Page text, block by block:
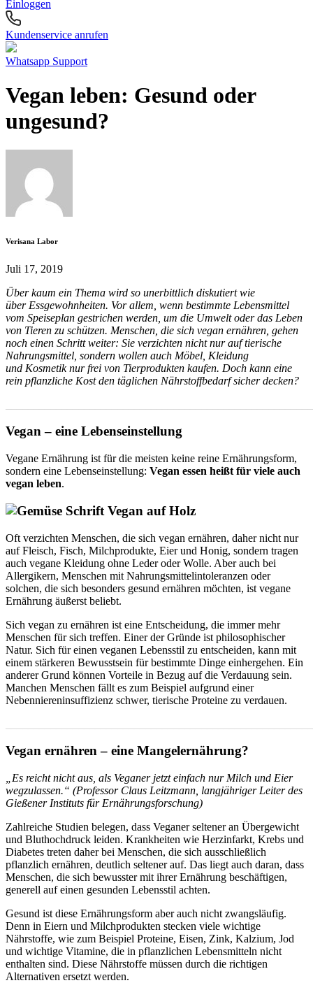
Einloggen
Kundenservice anrufen
Whatsapp Support
Vegan leben: Gesund oder
ungesund?
Verisana Labor
Juli 17, 2019
Über kaum ein Thema wird so unerbittlich diskutiert wie
über Essgewohnheiten. Vor allem, wenn bestimmte Lebensmittel
vom Speiseplan gestrichen werden, um die Umwelt oder das Leben
von Tieren zu schützen. Menschen, die sich vegan ernähren, gehen
noch einen Schritt weiter: Sie verzichten nicht nur auf tierische
Nahrungsmittel, sondern wollen auch Möbel, Kleidung
und Kosmetik nur frei von Tierprodukten kaufen. Doch kann eine
rein pflanzliche Kost den täglichen Nährstoffbedarf sicher decken?
Vegan – eine Lebenseinstellung
Vegane Ernährung ist für die meisten keine reine Ernährungsform,
sondern eine Lebenseinstellung: Vegan essen heißt für viele auch
vegan leben.
Oft verzichten Menschen, die sich vegan ernähren, daher nicht nur
auf Fleisch, Fisch, Milchprodukte, Eier und Honig, sondern tragen
auch vegane Kleidung ohne Leder oder Wolle. Aber auch bei
Allergikern, Menschen mit Nahrungsmittelintoleranzen oder
solchen, die sich besonders gesund ernähren möchten, ist vegane
Ernährung äußerst beliebt.
Sich vegan zu ernähren ist eine Entscheidung, die immer mehr
Menschen für sich treffen. Einer der Gründe ist philosophischer
Natur. Sich für einen veganen Lebensstil zu entscheiden, kann mit
einem stärkeren Bewusstsein für bestimmte Dinge einhergehen. Ein
anderer Grund können Vorteile in Bezug auf die Verdauung sein.
Manchen Menschen fällt es zum Beispiel aufgrund einer
Nebenniereninsuffizienz schwer, tierische Proteine zu verdauen.
Vegan ernähren – eine Mangelernährung?
„Es reicht nicht aus, als Veganer jetzt einfach nur Milch und Eier
wegzulassen.“ (Professor Claus Leitzmann, langjähriger Leiter des
Gießener Instituts für Ernährungsforschung)
Zahlreiche Studien belegen, dass Veganer seltener an Übergewicht
und Bluthochdruck leiden. Krankheiten wie Herzinfarkt, Krebs und
Diabetes treten daher bei Menschen, die sich ausschließlich
pflanzlich ernähren, deutlich seltener auf. Das liegt auch daran, dass
Menschen, die sich bewusster mit ihrer Ernährung beschäftigen,
generell auf einen gesunden Lebensstil achten.
Gesund ist diese Ernährungsform aber auch nicht zwangsläufig.
Denn in Eiern und Milchprodukten stecken viele wichtige
Nährstoffe, wie zum Beispiel Proteine, Eisen, Zink, Kalzium, Jod
und wichtige Vitamine, die in pflanzlichen Lebensmitteln nicht
enthalten sind. Diese Nährstoffe müssen durch die richtigen
Alternativen ersetzt werden.